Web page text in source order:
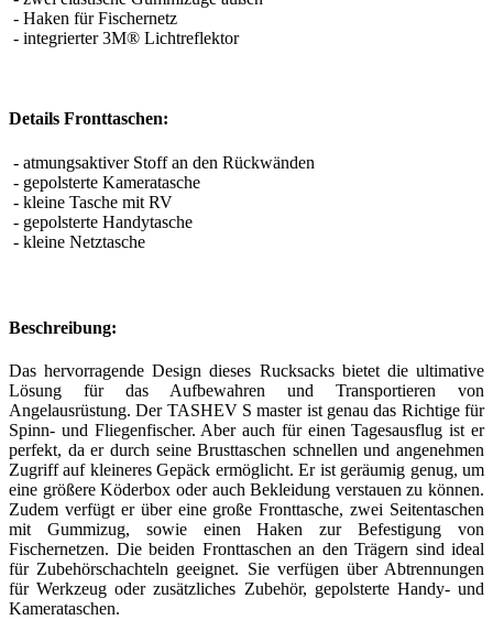
- Haken für Fischernetz
- integrierter 3М® Lichtreflektor
Details Fronttaschen:
- atmungsaktiver Stoff an den Rückwänden
- gepolsterte Kameratasche
- kleine Tasche mit RV
- gepolsterte Handytasche
- kleine Netztasche
Beschreibung:
Das hervorragende Design dieses Rucksacks bietet die ultimative
Lösung für das Aufbewahren und Transportieren von
Angelausrüstung. Der TASHEV S master ist genau das Richtige für
Spinn- und Fliegenfischer. Aber auch für einen Tagesausflug ist er
perfekt, da er durch seine Brusttaschen schnellen und angenehmen
Zugriff auf kleineres Gepäck ermöglicht. Er ist geräumig genug, um
eine größere Köderbox oder auch Bekleidung verstauen zu können.
Zudem verfügt er über eine große Fronttasche, zwei Seitentaschen
mit Gummizug, sowie einen Haken zur Befestigung von
Fischernetzen. Die beiden Fronttaschen an den Trägern sind ideal
für Zubehörschachteln geeignet. Sie verfügen über Abtrennungen
für Werkzeug oder zusätzliches Zubehör, gepolsterte Handy- und
Kamerataschen.